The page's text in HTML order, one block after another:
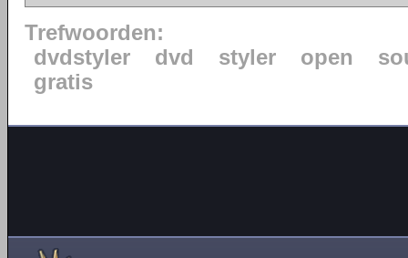
Trefwoorden:
dvdstyler
dvd styler open
gratis